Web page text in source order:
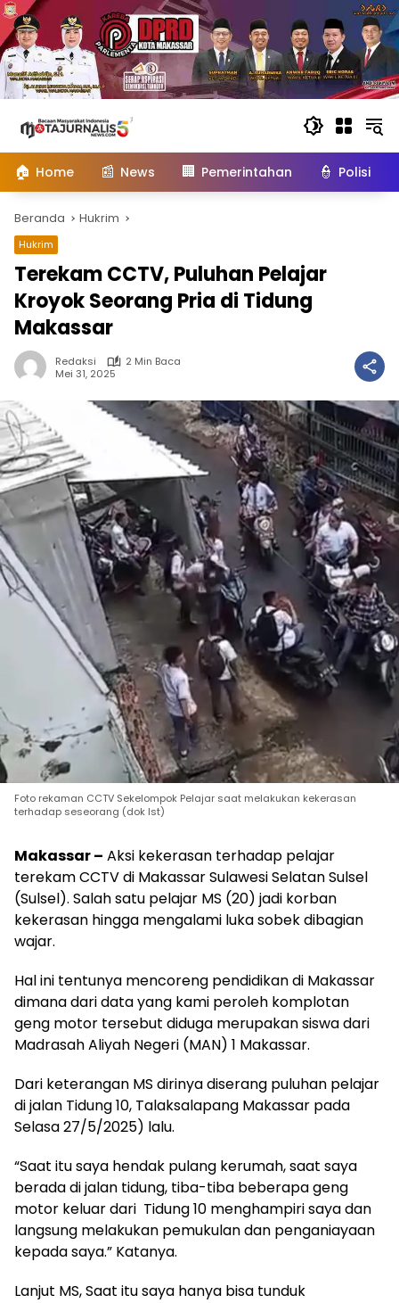
konten
🏠 Home 📰 News 🏢 Pemerintahan 👮 Polisi
Beranda Hukrim
Hukrim
Terekam CCTV, Puluhan Pelajar
Kroyok Seorang Pria di Tidung
Makassar
Redaksi
2 Min Baca
Mei 31, 2025
Foto rekaman CCTV Sekelompok Pelajar saat melakukan kekerasan
terhadap seseorang (dok Ist)
Makassar – Aksi kekerasan terhadap pelajar
terekam CCTV di Makassar Sulawesi Selatan Sulsel
(Sulsel). Salah satu pelajar MS (20) jadi korban
kekerasan hingga mengalami luka sobek dibagian
wajar.
Hal ini tentunya mencoreng pendidikan di Makassar
dimana dari data yang kami peroleh komplotan
geng motor tersebut diduga merupakan siswa dari
Madrasah Aliyah Negeri (MAN) 1 Makassar.
Dari keterangan MS dirinya diserang puluhan pelajar
di jalan Tidung 10, Talaksalapang Makassar pada
Selasa 27/5/2025) lalu.
“Saat itu saya hendak pulang kerumah, saat saya
berada di jalan tidung, tiba-tiba beberapa geng
motor keluar dari Tidung 10 menghampiri saya dan
langsung melakukan pemukulan dan penganiayaan
kepada saya.” Katanya.
Lanjut MS, Saat itu saya hanya bisa tunduk